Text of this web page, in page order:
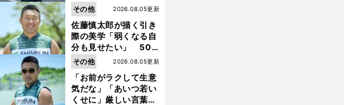
し銀」の存在 最後は同
期の設楽兄弟も受賞で
きなかった金栗杯に輝
く
佐藤慎太郎が描く引き
際の美学「弱くなる自
分も見せたい」 50
代の競輪人生に影響を
与える伏見俊昭の死に
も言及
2026.08.05更新
その他
「お前がラクして生意
気だな」「あいつ若い
くせに」厳しい言葉を
2026.08.05更新
その他